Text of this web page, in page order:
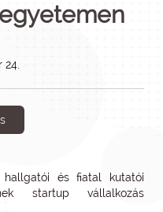
és fiatal kutatói
startup vállalkozás